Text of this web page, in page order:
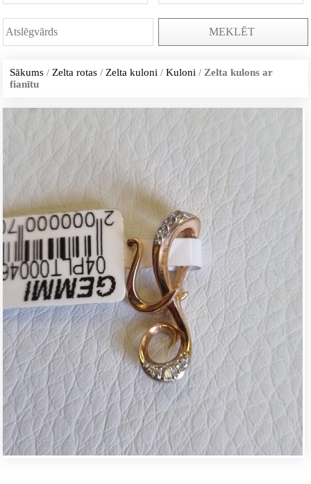
MEKLĒT
Sākums / Zelta rotas / Zelta kuloni /Kuloni / Zelta kulons ar
fianītu